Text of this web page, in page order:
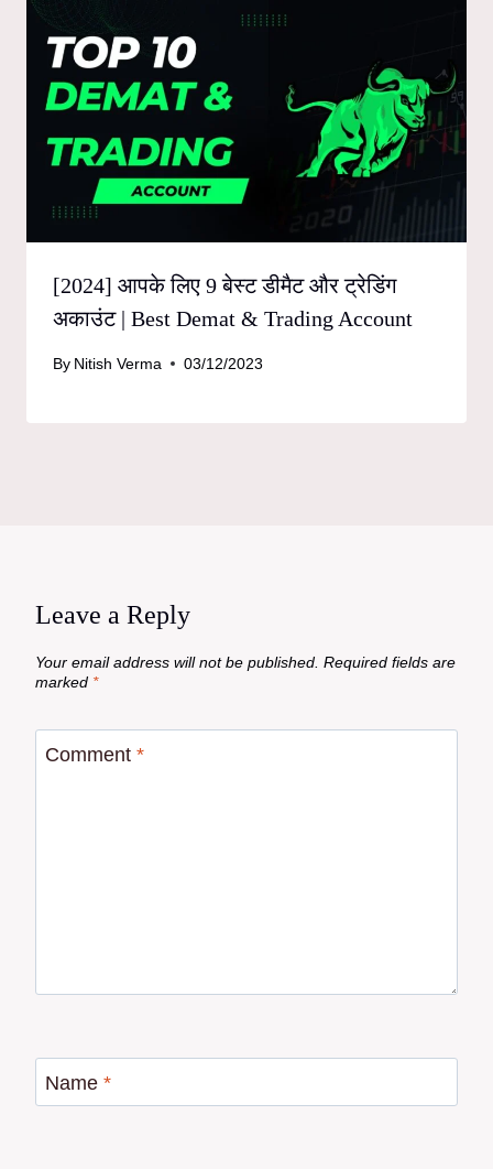
[2024] आपके लिए 9 बेस्ट डीमैट और ट्रेडिंग
अकाउंट | Best Demat & Trading Account
By Nitish Verma 03/12/2023
Leave a Reply
Your email address will not be published. Required fields are
marked *
Comment *
Name *